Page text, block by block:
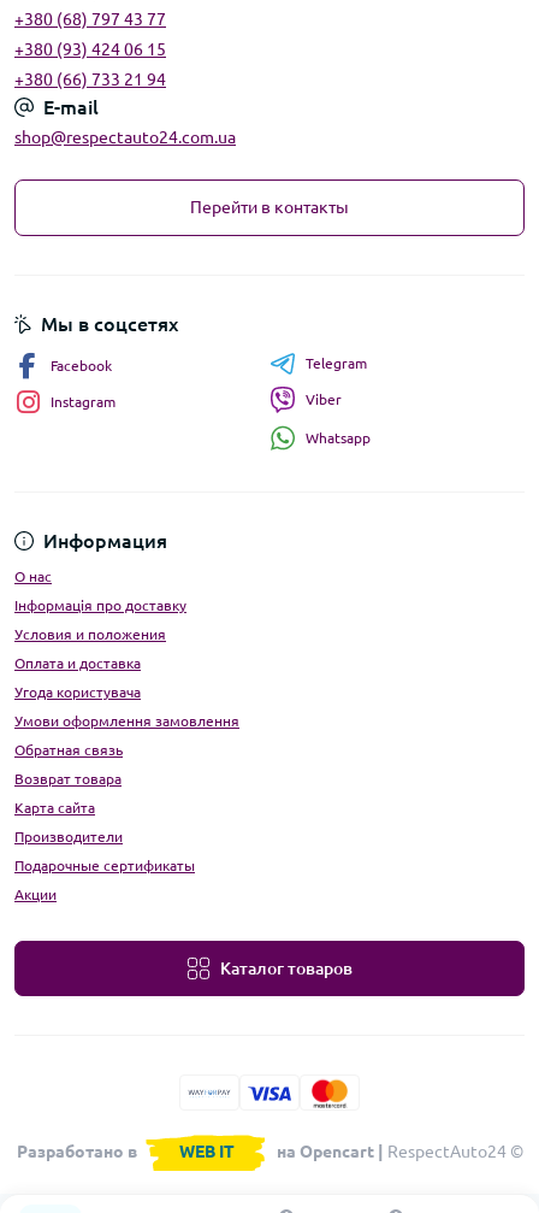
+380 (68) 797 43 77
+380 (93) 424 06 15
+380 (66) 733 21 94
E-mail
shop@respectauto24.com.ua
Перейти в контакты
Информация
О нас
Інформація про доставку
Условия и положения
Оплата и доставка
Угода користувача
Умови оформлення замовлення
Обратная связь
Возврат товара
Карта сайта
Производители
Подарочные сертификаты
Акции
Каталог товаров
Мы в соцсетях
Facebook
Instagram
Telegram
Viber
Whatsapp
Разработано в WEB IT на Opencart | RespectAuto24 ©